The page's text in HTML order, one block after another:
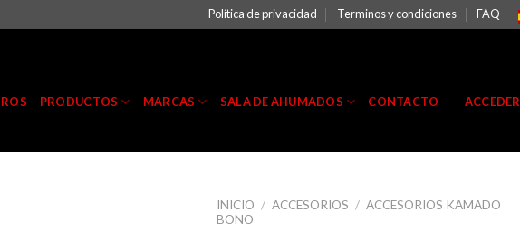
Política de privacidad Terminos y condiciones FAQ
PRODUCTOS MARCAS SALA DE AHUMADOS CONTACTO ACCEDER
INICIO / ACCESORIOS / ACCESORIOS KAMADO
BONO